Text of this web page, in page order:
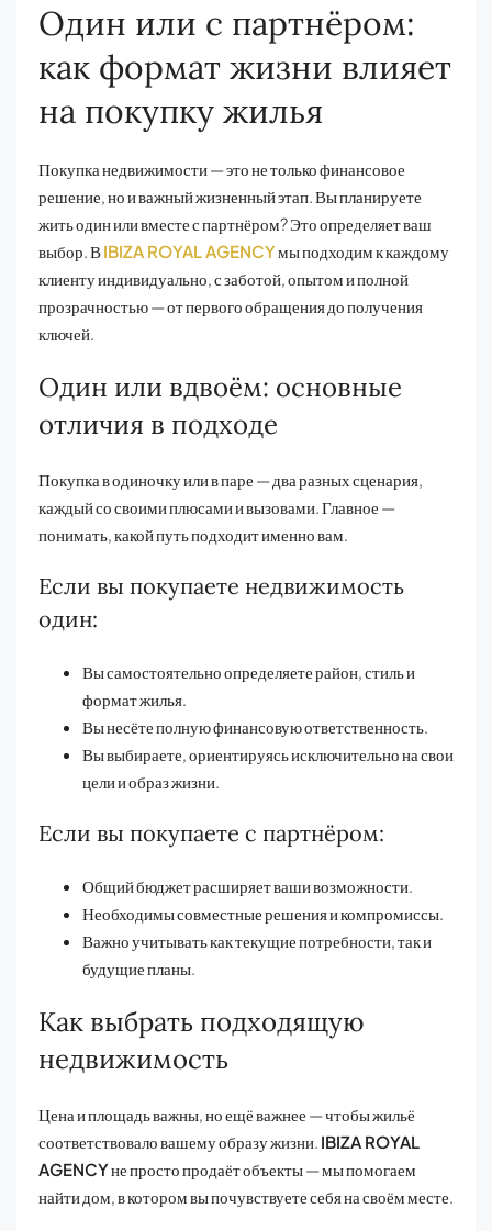
Один или с партнёром:
как формат жизни влияет
на покупку жилья
Покупка недвижимости — это не только финансовое
решение, но и важный жизненный этап. Вы планируете
жить один или вместе с партнёром? Это определяет ваш
выбор. ВIBIZA ROYAL AGENCYмы подходим к каждому
клиенту индивидуально, с заботой, опытом и полной
прозрачностью — от первого обращения до получения
ключей.
Один или вдвоём: основные
отличия в подходе
Покупка в одиночку или в паре — два разных сценария,
каждый со своими плюсами и вызовами. Главное —
понимать, какой путь подходит именно вам.
Если вы покупаете недвижимость
один:
Вы самостоятельно определяете район, стиль и
формат жилья.
Вы несёте полную финансовую ответственность.
Вы выбираете, ориентируясь исключительно на свои
цели и образ жизни.
Если вы покупаете с партнёром:
Общий бюджет расширяет ваши возможности.
Необходимы совместные решения и компромиссы.
Важно учитывать как текущие потребности, так и
будущие планы.
Как выбрать подходящую
недвижимость
Цена и площадь важны, но ещё важнее — чтобы жильё
соответствовало вашему образу жизни. IBIZA ROYAL
AGENCYне просто продаёт объекты — мы помогаем
найти дом, в котором вы почувствуете себя на своём месте.